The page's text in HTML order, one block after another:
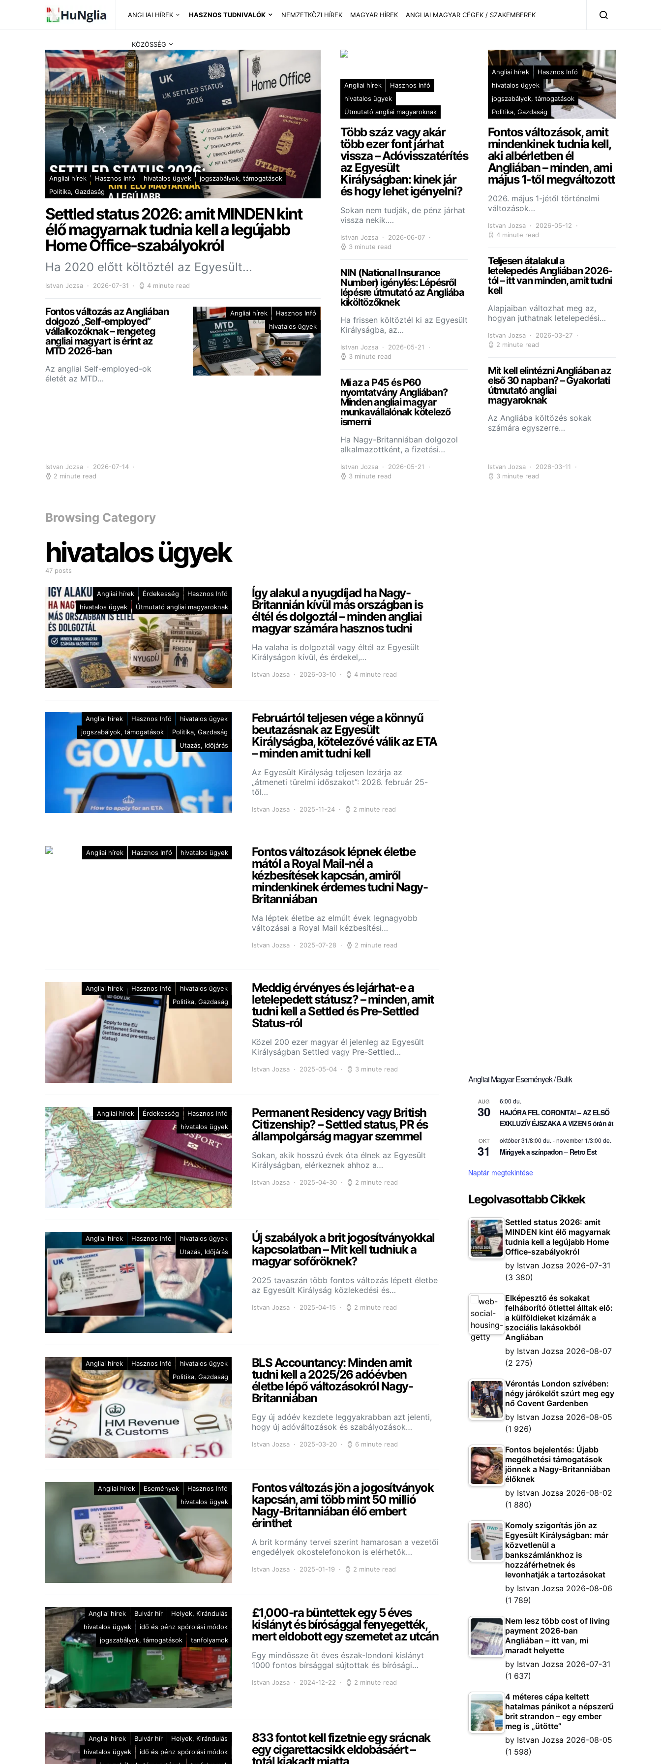
ANGLIAI HÍREK HASZNOS TUDNIVALÓK NEMZETKÖZI HÍREK MAGYAR HÍREK ANGLIAI MAGYAR CÉGEK / SZAKEMBEREK
KÖZÖSSÉG
Angliai hírek Hasznos Infó hivatalos ügyek
jogszabályok, támogatások
Politika, Gazdaság
Settled status 2026: amit MINDEN kint
élő magyarnak tudnia kell a legújabb
Home Office-szabályokról
Ha 2020 előtt költöztél az Egyesült…
Istvan Jozsa 2026-07-31 4 minute read
Angliai hírek
Hasznos Infó
hivatalos ügyek
Fontos változás az Angliában
dolgozó „Self-employed”
vállalkozóknak – rengeteg
angliai magyart is érint az
MTD 2026-ban
Az angliai Self-employed-ok
életét az MTD…
Istvan Jozsa
2026-07-14
2 minute read
Angliai hírek
Hasznos Infó
hivatalos ügyek
Útmutató angliai magyaroknak
Több száz vagy akár
több ezer font járhat
vissza – Adóvisszatérítés
az Egyesült
Királyságban: kinek jár
és hogy lehet igényelni?
Sokan nem tudják, de pénz járhat
vissza nekik.…
Istvan Jozsa
2026-06-07
3 minute read
NIN (National Insurance
Number) igénylés: Lépésről
lépésre útmutató az Angliába
kiköltözőknek
Ha frissen költöztél ki az Egyesült
Királyságba, az…
Istvan Jozsa
2026-05-21
3 minute read
Mi az a P45 és P60
nyomtatvány Angliában?
Minden angliai magyar
munkavállalónak kötelező
ismerni
Ha Nagy-Britanniában dolgozol
alkalmazottként, a fizetési…
Istvan Jozsa
2026-05-21
3 minute read
Angliai hírek
Hasznos Infó
hivatalos ügyek
jogszabályok, támogatások
Politika, Gazdaság
Fontos változások, amit
mindenkinek tudnia kell,
aki albérletben él
Angliában – minden, ami
május 1-től megváltozott
2026. május 1-jétől történelmi
változások…
Istvan Jozsa
2026-05-12
4 minute read
Teljesen átalakul a
letelepedés Angliában 2026-
tól – itt van minden, amit tudni
kell
Alapjaiban változhat meg az,
hogyan juthatnak letelepedési…
Istvan Jozsa
2026-03-27
2 minute read
Mit kell elintézni Angliában az
első 30 napban? – Gyakorlati
útmutató angliai
magyaroknak
Az Angliába költözés sokak
számára egyszerre…
Istvan Jozsa
2026-03-11
3 minute read
Browsing Category
hivatalos ügyek
47 posts
Angliai hírek Érdekesség
Hasznos Infó
hivatalos ügyek
Útmutató angliai magyaroknak
Így alakul a nyugdíjad ha Nagy-
Britannián kívül más országban is
éltél és dolgoztál – minden angliai
magyar számára hasznos tudni
Ha valaha is dolgoztál vagy éltél az Egyesült
Királyságon kívül, és érdekel,…
Istvan Jozsa 2026-03-10 4 minute read
Angliai hírek Hasznos Infó
hivatalos ügyek
jogszabályok, támogatások
Politika, Gazdaság
Utazás, Időjárás
Februártól teljesen vége a könnyű
beutazásnak az Egyesült
Királyságba, kötelezővé válik az ETA
– minden amit tudni kell
Az Egyesült Királyság teljesen lezárja az
„átmeneti türelmi időszakot”: 2026. február 25-
től…
Istvan Jozsa 2025-11-24 2 minute read
Angliai hírek Hasznos Infó hivatalos ügyek
Fontos változások lépnek életbe
mától a Royal Mail-nél a
kézbesítések kapcsán, amiről
mindenkinek érdemes tudni Nagy-
Britanniában
Ma léptek életbe az elmúlt évek legnagyobb
változásai a Royal Mail kézbesítési…
Istvan Jozsa 2025-07-28 2 minute read
Angliai hírek Hasznos Infó
hivatalos ügyek
Politika, Gazdaság
Meddig érvényes és lejárhat-e a
letelepedett státusz? – minden, amit
tudni kell a Settled és Pre-Settled
Status-ról
Közel 200 ezer magyar él jelenleg az Egyesült
Királyságban Settled vagy Pre-Settled…
Istvan Jozsa 2025-05-04 3 minute read
Angliai hírek Érdekesség
Hasznos Infó
hivatalos ügyek
Permanent Residency vagy British
Citizenship? – Settled status, PR és
állampolgárság magyar szemmel
Sokan, akik hosszú évek óta élnek az Egyesült
Királyságban, elérkeznek ahhoz a…
Istvan Jozsa 2025-04-30 2 minute read
Angliai hírek Hasznos Infó
hivatalos ügyek
Utazás, Időjárás
Új szabályok a brit jogosítványokkal
kapcsolatban – Mit kell tudniuk a
magyar sofőröknek?
2025 tavaszán több fontos változás lépett életbe
az Egyesült Királyság közlekedési és…
Istvan Jozsa 2025-04-15 2 minute read
Angliai hírek Hasznos Infó
hivatalos ügyek
Politika, Gazdaság
BLS Accountancy: Minden amit
tudni kell a 2025/26 adóévben
életbe lépő változásokról Nagy-
Britanniában
Egy új adóév kezdete leggyakrabban azt jelenti,
hogy új adóváltozások és szabályozások…
Istvan Jozsa 2025-03-20 6 minute read
Angliai hírek Események
Hasznos Infó
hivatalos ügyek
Fontos változás jön a jogosítványok
kapcsán, ami több mint 50 millió
Nagy-Britanniában élő embert
érinthet
A brit kormány tervei szerint hamarosan a vezetői
engedélyek okostelefonokon is elérhetők…
Istvan Jozsa 2025-01-19 2 minute read
Angliai hírek Bulvár hír
Helyek, Kirándulás
hivatalos ügyek
idő és pénz spórolási módok
jogszabályok, támogatások
tanfolyamok
£1,000-ra büntettek egy 5 éves
kislányt és bírósággal fenyegették,
mert eldobott egy szemetet az utcán
Egy mindössze öt éves észak-londoni kislányt
1000 fontos bírsággal sújtottak és bírósági…
Istvan Jozsa 2024-12-22 2 minute read
Angliai hírek Bulvár hír
Helyek, Kirándulás
hivatalos ügyek
idő és pénz spórolási módok
833 fontot kell fizetnie egy srácnak
egy cigarettacsikk eldobásáért –
Angliai Magyar Események / Bulik
AUG
30
6:00 du.
HAJÓRA FEL CORONITA! – AZ ELSŐ
EXKLUZÍV ÉJSZAKA A VIZEN 5 órán át
OKT
31
október 31/8:00 du. -november 1/3:00 de.
Mirigyek a színpadon – Retro Est
Naptár megtekintése
Legolvasottabb Cikkek
Settled status 2026: amit
MINDEN kint élő magyarnak
tudnia kell a legújabb Home
Office-szabályokról
by Istvan Jozsa 2026-07-31
(3 380)
Elképesztő és sokakat
felháborító ötlettel álltak elő:
a külföldieket kizárnák a
szociális lakásokból
Angliában
by Istvan Jozsa 2026-08-07
(2 275)
Vérontás London szívében:
négy járókelőt szúrt meg egy
nő Covent Gardenben
by Istvan Jozsa 2026-08-05
(1 926)
Fontos bejelentés: Újabb
megélhetési támogatások
jönnek a Nagy-Britanniában
élőknek
by Istvan Jozsa 2026-08-02
(1 880)
Komoly szigorítás jön az
Egyesült Királyságban: már
közvetlenül a
bankszámlánkhoz is
hozzáférhetnek és
levonhatják a tartozásokat
by Istvan Jozsa 2026-08-06
(1 789)
Nem lesz több cost of living
payment 2026-ban
Angliában – itt van, mi
maradt helyette
by Istvan Jozsa 2026-07-31
(1 637)
4 méteres cápa keltett
hatalmas pánikot a népszerű
brit strandon – egy ember
meg is „ütötte”
by Istvan Jozsa 2026-08-05
(1 598)